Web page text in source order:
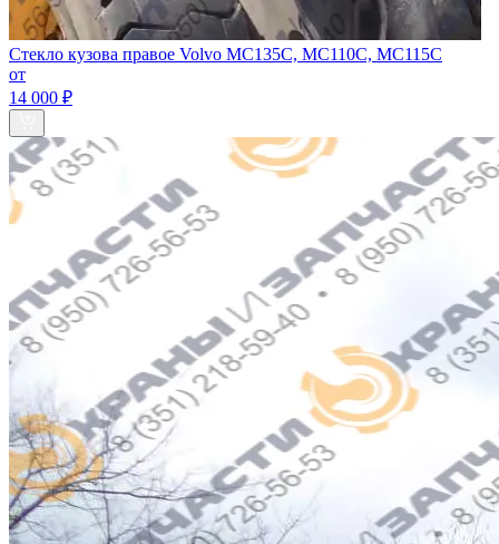
Стекло кузова правое Volvo MC135C, MC110C, MC115C
от
14 000 ₽